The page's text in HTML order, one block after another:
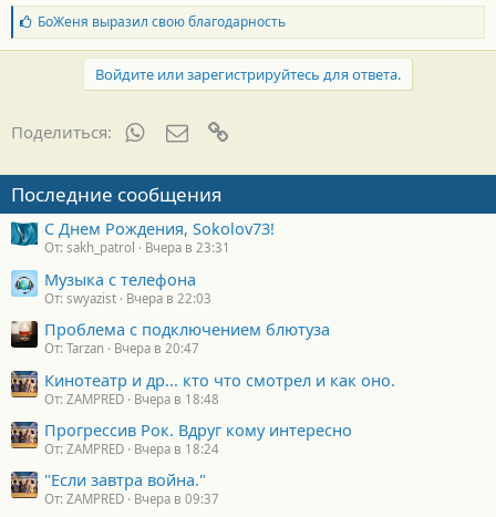
Б
л
а
а
р
о
с
т
и
:
БоЖеня выразил свою благодарность
Войдите или зарегистрируйтесь для ответа.
Поделиться: WhatsAppЭлектронная почта
Последние сообщения
С Днем Рождения, Sokolov73!
От: sakh_patrol Вчера в 23:31
Музыка с телефона
От: swyazist Вчера в 22:03
Проблема с подключением блютуза
От: Tarzan Вчера в 20:47
Кинотеатр и др... кто что смотрел и как оно.
От: ZAMPRED Вчера в 18:48
Прогрессив Рок. Вдруг кому интересно
От: ZAMPRED Вчера в 18:24
"Если завтра война."
От: ZAMPRED Вчера в 09:37